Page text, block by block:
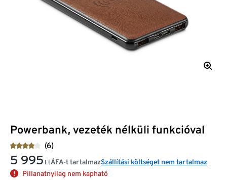
Powerbank, vezeték nélküli funkcióval
(6)
5 995 FtÁFA-t tartalmazSzállítási költséget nem tartalmaz
Pillanatnyilag nem kapható